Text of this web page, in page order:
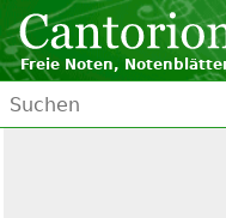
Freie Noten,